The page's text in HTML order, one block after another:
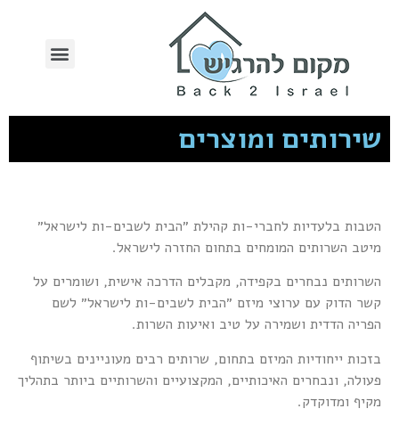
שירותים ומוצרים
הטבות בלעדיות לחברי-ות קהילת ״הבית לשבים-ות לישראל״
מיטב השרותים המומחים בתחום החזרה לישראל.
השרותים נבחרים בקפידה, מקבלים הדרכה אישית, ושומרים על
קשר הדוק עם ערוצי מיזם ״הבית לשבים-ות לישראל״ לשם
הפריה הדדית ושמירה על טיב ואיעות השרות.
בזכות ייחודיות המיזם בתחום, שרותים רבים מעוניינים בשיתוף
פעולה, ונבחרים האיכותיים, המקצועיים והשרותיים ביותר בתהליך
מקיף ומדוקדק.